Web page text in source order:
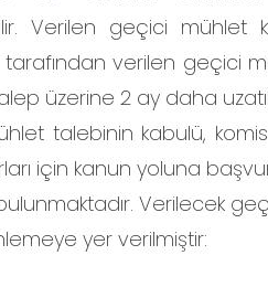
Verilen geçici
verilen geçici
üzerine 2 ay daha
talebinin kabulü,
için kanun yoluna
Verilecek
yer verilmiştir: